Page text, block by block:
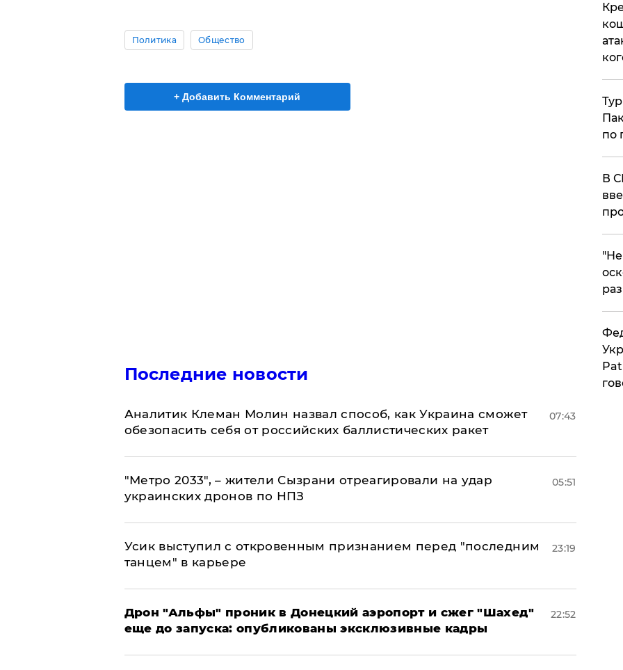
Политика Общество
+ Добавить Комментарий
Последние новости
Аналитик Клеман Молин назвал способ, как Украина сможет
обезопасить себя от российских баллистических ракет
07:43
"Метро 2033", – жители Сызрани отреагировали на удар
украинских дронов по НПЗ
05:51
Усик выступил с откровенным признанием перед "последним
танцем" в карьере
23:19
Дрон "Альфы" проник в Донецкий аэропорт и сжег "Шахед"
еще до запуска: опубликованы эксклюзивные кадры
22:52
по
В